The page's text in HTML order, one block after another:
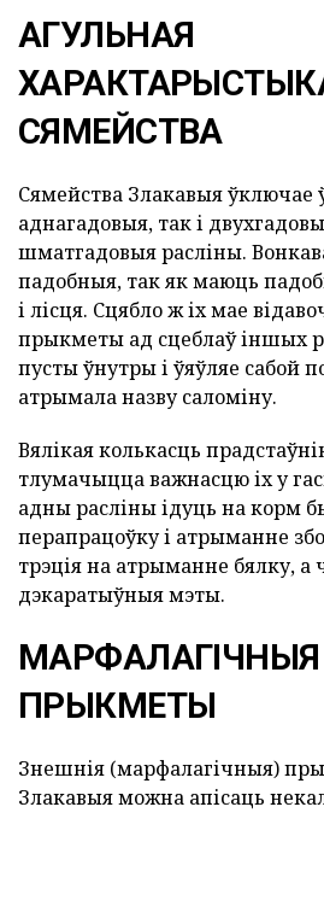
АГУЛЬНАЯ
СЯМЕЙСТВА
Сямейства Злакавыя ўключае
аднагадовыя, так і
шматгадовыя расліны.
падобныя, так як маюць
і лісця. Сцябло ж іх мае
прыкметы ад сцеблаў іншых
пусты ўнутры і ўяўляе сабой
атрымала назву саломіну.
Вялікая колькасць
тлумачыцца важнасцю іх у
адны расліны ідуць на корм
перапрацоўку і атрыманне
трэція на атрыманне бялку, а
дэкаратыўныя мэты.
МАРФАЛАГІЧНЫЯ
ПРЫКМЕТЫ
Знешнія (марфалагічныя)
Злакавыя можна апісаць